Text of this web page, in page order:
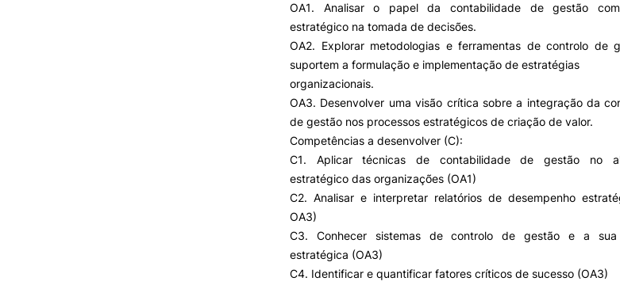
Cartão Alumni
Portal de Emprego
Impulso Jovens STEAM e
Alojamento
Eficiência Energética
IPC+Sucesso
inov3p – Centro de Inovação
Pedagógica
OA1. Analisar o papel da contabilidade de gestão
estratégico na tomada de decisões.
OA2. Explorar metodologias e ferramentas de controlo de
suportem a formulação e implementação de estratégias
organizacionais.
OA3. Desenvolver uma visão crítica sobre a integração da
de gestão nos processos estratégicos de criação de valor.
Competências a desenvolver (C):
C1. Aplicar técnicas de contabilidade de gestão no
estratégico das organizações (OA1)
C2. Analisar e interpretar relatórios de desempenho
OA3)
C3. Conhecer sistemas de controlo de gestão e a sua
estratégica (OA3)
C4. Identificar e quantificar fatores críticos de sucesso (OA3)